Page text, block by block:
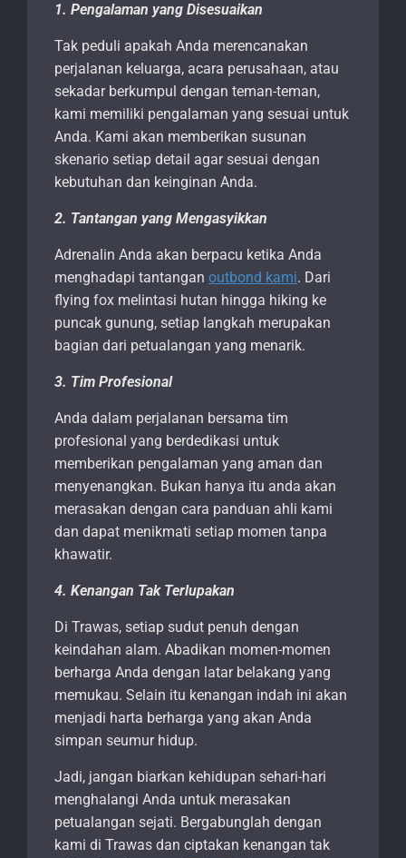
1. Pengalaman yang Disesuaikan
Tak peduli apakah Anda merencanakan
perjalanan keluarga, acara perusahaan, atau
sekadar berkumpul dengan teman-teman,
kami memiliki pengalaman yang sesuai untuk
Anda. Kami akan memberikan susunan
skenario setiap detail agar sesuai dengan
kebutuhan dan keinginan Anda.
2. Tantangan yang Mengasyikkan
Adrenalin Anda akan berpacu ketika Anda
menghadapi tantangan outbond kami. Dari
flying fox melintasi hutan hingga hiking ke
puncak gunung, setiap langkah merupakan
bagian dari petualangan yang menarik.
3. Tim Profesional
Anda dalam perjalanan bersama tim
profesional yang berdedikasi untuk
memberikan pengalaman yang aman dan
menyenangkan. Bukan hanya itu anda akan
merasakan dengan cara panduan ahli kami
dan dapat menikmati setiap momen tanpa
khawatir.
4. Kenangan Tak Terlupakan
Di Trawas, setiap sudut penuh dengan
keindahan alam. Abadikan momen-momen
berharga Anda dengan latar belakang yang
memukau. Selain itu kenangan indah ini akan
menjadi harta berharga yang akan Anda
simpan seumur hidup.
Jadi, jangan biarkan kehidupan sehari-hari
menghalangi Anda untuk merasakan
petualangan sejati. Bergabunglah dengan
kami di Trawas dan ciptakan kenangan tak